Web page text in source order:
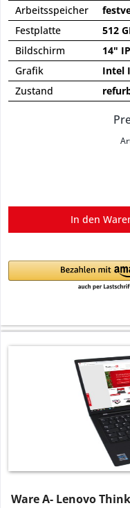
Arbeitsspeicher
Festplatte
512
Bildschirm
14"
Grafik
Intel
Zustand
In den
Ware A- Lenovo